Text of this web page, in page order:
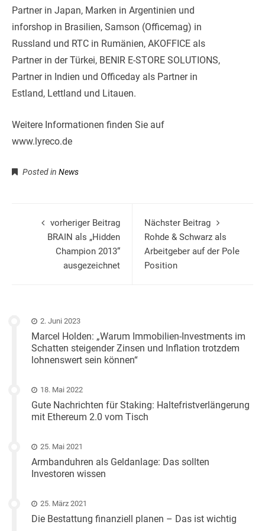
Partner in Japan, Marken in Argentinien und
inforshop in Brasilien, Samson (Officemag) in
Russland und RTC in Rumänien, AKOFFICE als
Partner in der Türkei, BENIR E-STORE SOLUTIONS,
Partner in Indien und Officeday als Partner in
Estland, Lettland und Litauen.
Weitere Informationen finden Sie auf
www.lyreco.de
Posted in News
vorheriger Beitrag
BRAIN als „Hidden
Champion 2013“
ausgezeichnet
Nächster Beitrag
Rohde & Schwarz als
Arbeitgeber auf der Pole
Position
2. Juni 2023
Marcel Holden: „Warum Immobilien-Investments im
Schatten steigender Zinsen und Inflation trotzdem
lohnenswert sein können“
18. Mai 2022
Gute Nachrichten für Staking: Haltefristverlängerung
mit Ethereum 2.0 vom Tisch
25. Mai 2021
Armbanduhren als Geldanlage: Das sollten
Investoren wissen
25. März 2021
Die Bestattung finanziell planen – Das ist wichtig